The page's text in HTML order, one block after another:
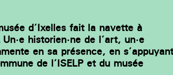
d’Ixelles fait la navette à
historien·ne de l’art, un·e
en sa présence, en
de l’ISELP et du musée